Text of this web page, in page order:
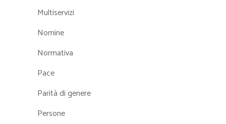
Multiservizi
Nomine
Normativa
Pace
Parità di genere
Persone